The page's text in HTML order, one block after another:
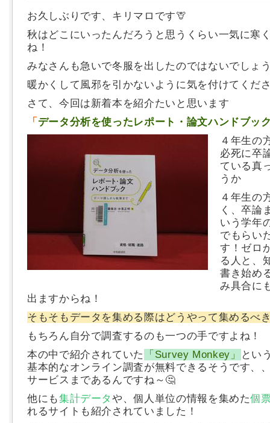
お久しぶりです、キリマロです🦒
秋はどこにいったんだろうと思うくらい一気に寒
ね！
みなさんも急いで冬服を出したのではないでしょ
暖かくして風邪を引かないように気を付けてくだ
さて、今回は新着本を紹介たいと思います
「 データ分析を使ったレポート・論文ハンドブッ
４年生の
必死に卒
ている真
うか
４年生の
く、卒論
いう学年
でもらい
す！ゼロ
る人と、
書き始め
み具合に
出ますからね！
そもそもデータを集める際はどうやって集めるべ
もちろん自分で調査するのも一つの手ですよね！
本の中で紹介されていた
「Survey Monkey」
とい
基本的なオンライン調査が無料できるそうです、
サービスまであるんですね～🤔
他にも集計データや、個人単位の情報を集めた個
れるサイトも紹介されていました！